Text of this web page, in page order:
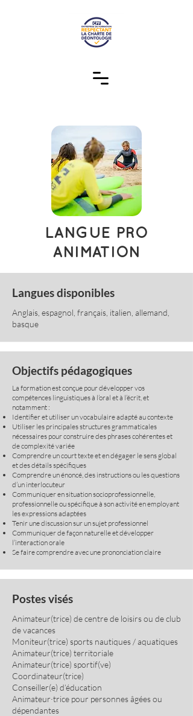
LANGUE PRO
ANIMATION
Langues disponibles
Anglais, espagnol, français, italien, allemand,
basque
Objectifs pédagogiques
La formation est conçue pour développer vos
compétences linguistiques à l’oral et à l’écrit, et
notamment :
Identifier et utiliser un vocabulaire adapté au contexte
Utiliser les principales structures grammaticales
nécessaires pour construire des phrases cohérentes et
de complexité variée
Comprendre un court texte et en dégager le sens global
et des détails spécifiques
Comprendre un énoncé, des instructions ou les questions
d’un interlocuteur
Communiquer en situation socioprofessionnelle,
professionnelle ou spécifique à son activité en employant
les expressions adaptées
Tenir une discussion sur un sujet professionnel
Communiquer de façon naturelle et développer
l’interaction orale
Se faire comprendre avec une prononciation claire
Postes visés
Animateur(trice) de centre de loisirs ou de club
de vacances
Moniteur(trice) sports nautiques / aquatiques
Animateur(trice) territoriale
Animateur(trice) sportif(ve)
Coordinateur(trice)
Conseiller(e) d’éducation
Animateur·trice pour personnes âgées ou
dépendantes